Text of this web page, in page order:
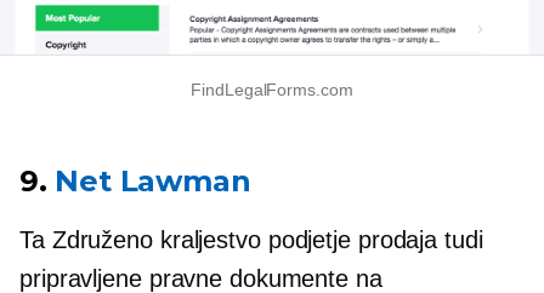
FindLegalForms.com
9. Net Lawman
Ta Združeno kraljestvopodjetje prodaja tudi
pripravljene pravne dokumente na